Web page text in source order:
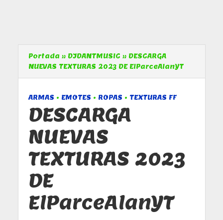
Portada » DJDANTMUSIC » DESCARGA
NUEVAS TEXTURAS 2023 DE ElParceAlanYT
ARMAS • EMOTES • ROPAS • TEXTURAS FF
DESCARGA
NUEVAS
TEXTURAS 2023
DE
ElParceAlanYT